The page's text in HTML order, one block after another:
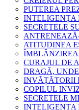
PUTEREA
INTELIGENȚA
SECRETELE
ATITUDINEA
CURAJUL DE
DRAGĂ,
INVĂȚĂTORII
COPILUL
SECRETELE
INTELIGENȚA